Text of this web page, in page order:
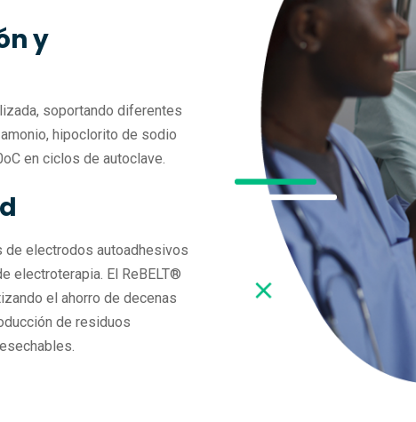
y
soportando diferentes
hipoclorito de sodio
en ciclos de autoclave.
de electrodos autoadhesivos
electroterapia. El ReBELT®
el ahorro de decenas
de residuos